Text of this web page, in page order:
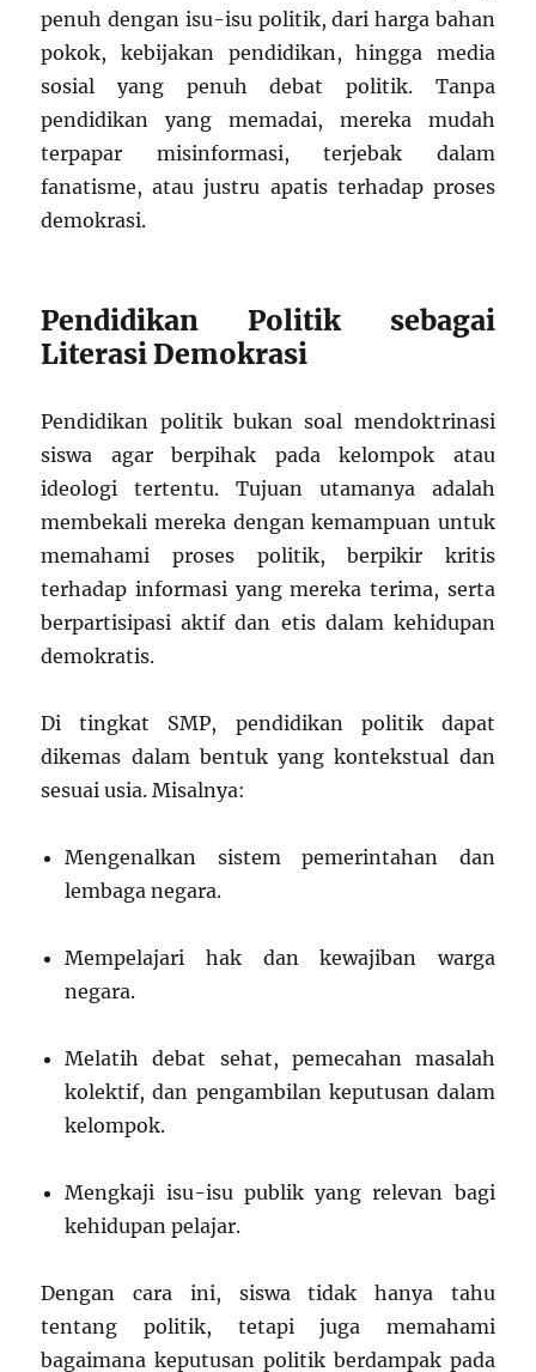
penuh dengan isu-isu politik, dari harga bahan
pokok, kebijakan pendidikan, hingga media
sosial yang penuh debat politik. Tanpa
pendidikan yang memadai, mereka mudah
terpapar misinformasi, terjebak dalam
fanatisme, atau justru apatis terhadap proses
demokrasi.
Pendidikan Politik sebagai
Literasi Demokrasi
Pendidikan politik bukan soal mendoktrinasi
siswa agar berpihak pada kelompok atau
ideologi tertentu. Tujuan utamanya adalah
membekali mereka dengan kemampuan untuk
memahami proses politik, berpikir kritis
terhadap informasi yang mereka terima, serta
berpartisipasi aktif dan etis dalam kehidupan
demokratis.
Di tingkat SMP, pendidikan politik dapat
dikemas dalam bentuk yang kontekstual dan
sesuai usia. Misalnya:
Mengenalkan sistem pemerintahan dan
lembaga negara.
Mempelajari hak dan kewajiban warga
negara.
Melatih debat sehat, pemecahan masalah
kolektif, dan pengambilan keputusan dalam
kelompok.
Mengkaji isu-isu publik yang relevan bagi
kehidupan pelajar.
Dengan cara ini, siswa tidak hanya tahu
tentang politik, tetapi juga memahami
bagaimana keputusan politik berdampak pada